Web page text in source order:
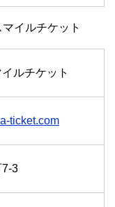
イルチケット
ルチケット
ticket.com
3